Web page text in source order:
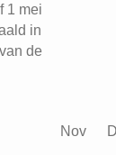
1 mei
in
de
Nov